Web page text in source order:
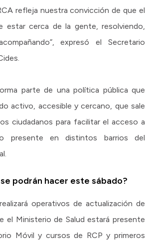
refleja nuestra convicción de que el
estar cerca de la gente, resolviendo,
expresó el Secretario
parte de una política pública que
activo, accesible y cercano, que sale
ciudadanos para facilitar el acceso a
presente en distintos barrios del
podrán hacer este sábado?
operativos de actualización de
el Ministerio de Salud estará presente
Móvil y cursos de RCP y primeros